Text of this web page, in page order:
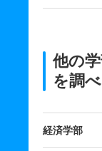
他の
を調
経済学部